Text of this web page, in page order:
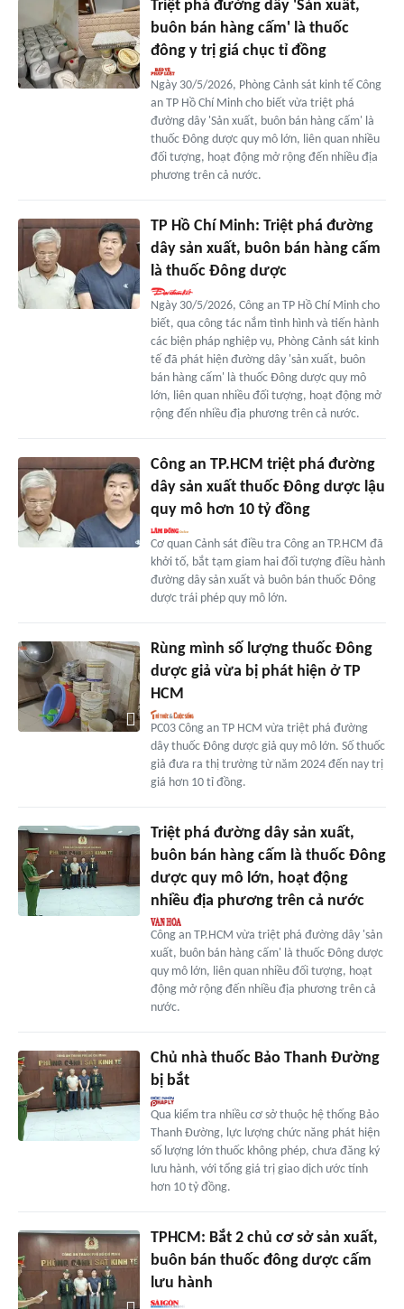
Triệt phá đường dây 'Sản xuất,
buôn bán hàng cấm' là thuốc
đông y trị giá chục tỉ đồng
Ngày 30/5/2026, Phòng Cảnh sát kinh tế Công
an TP Hồ Chí Minh cho biết vừa triệt phá
đường dây 'Sản xuất, buôn bán hàng cấm' là
thuốc Đông dược quy mô lớn, liên quan nhiều
đối tượng, hoạt động mở rộng đến nhiều địa
phương trên cả nước.
TP Hồ Chí Minh: Triệt phá đường
dây sản xuất, buôn bán hàng cấm
là thuốc Đông dược
Ngày 30/5/2026, Công an TP Hồ Chí Minh cho
biết, qua công tác nắm tình hình và tiến hành
các biện pháp nghiệp vụ, Phòng Cảnh sát kinh
tế đã phát hiện đường dây 'sản xuất, buôn
bán hàng cấm' là thuốc Đông dược quy mô
lớn, liên quan nhiều đối tượng, hoạt động mở
rộng đến nhiều địa phương trên cả nước.
Công an TP.HCM triệt phá đường
dây sản xuất thuốc Đông dược lậu
quy mô hơn 10 tỷ đồng
Cơ quan Cảnh sát điều tra Công an TP.HCM đã
khởi tố, bắt tạm giam hai đối tượng điều hành
đường dây sản xuất và buôn bán thuốc Đông
dược trái phép quy mô lớn.
Rùng mình số lượng thuốc Đông
dược giả vừa bị phát hiện ở TP
HCM
PC03 Công an TP HCM vừa triệt phá đường
dây thuốc Đông dược giả quy mô lớn. Số thuốc
giả đưa ra thị trường từ năm 2024 đến nay trị
giá hơn 10 tỉ đồng.
Triệt phá đường dây sản xuất,
buôn bán hàng cấm là thuốc Đông
dược quy mô lớn, hoạt động
nhiều địa phương trên cả nước
Công an TP.HCM vừa triệt phá đường dây 'sản
xuất, buôn bán hàng cấm' là thuốc Đông dược
quy mô lớn, liên quan nhiều đối tượng, hoạt
động mở rộng đến nhiều địa phương trên cả
nước.
Chủ nhà thuốc Bảo Thanh Đường
bị bắt
Qua kiểm tra nhiều cơ sở thuộc hệ thống Bảo
Thanh Đường, lực lượng chức năng phát hiện
số lượng lớn thuốc không phép, chưa đăng ký
lưu hành, với tổng giá trị giao dịch ước tính
hơn 10 tỷ đồng.
TPHCM: Bắt 2 chủ cơ sở sản xuất,
buôn bán thuốc đông dược cấm
lưu hành